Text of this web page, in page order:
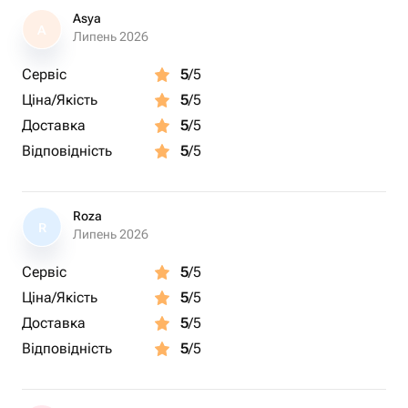
удовольствием помогут подобрать ваш лучший
подарок.
A
Asya
Липень 2026
Сервіс 5/5
Ціна/Якість
5/5
Доставка
5/5
Відповідність
5/5
R
Roza
Липень 2026
Сервіс 5/5
Ціна/Якість
5/5
Доставка
5/5
Відповідність
5/5